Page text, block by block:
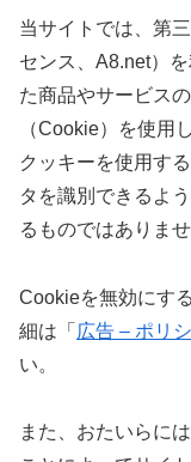
当サイトでは、第
センス、A8.net）
た商品やサービス
（Cookie）を使用
クッキーを使用す
タを識別できるよ
るものではありませ
Cookieを無効にす
細は「 広告 – ポリ
い。
また、おたいらに